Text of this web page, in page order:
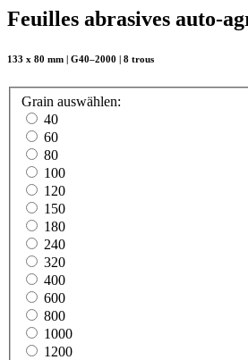
Feuilles abrasives auto-
133 x 80 mm | G40–2000 | 8 trous
Grain auswählen:
40
60
80
100
120
150
180
240
320
400
600
800
1000
1200